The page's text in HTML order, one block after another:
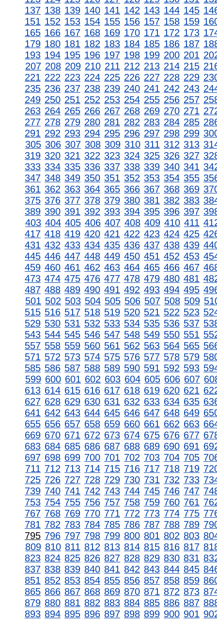
137 138 139 140 141 142 143 144 145
151 152 153 154 155 156 157 158 159
165 166 167 168 169 170 171 172 173
179 180 181 182 183 184 185 186 187
193 194 195 196 197 198 199 200 201
207 208 209 210 211 212 213 214 215
221 222 223 224 225 226 227 228 229
235 236 237 238 239 240 241 242 243
249 250 251 252 253 254 255 256 257
263 264 265 266 267 268 269 270 271
277 278 279 280 281 282 283 284 285
291 292 293 294 295 296 297 298 299
305 306 307 308 309 310 311 312 313
319 320 321 322 323 324 325 326 327
333 334 335 336 337 338 339 340 341
347 348 349 350 351 352 353 354 355
361 362 363 364 365 366 367 368 369
375 376 377 378 379 380 381 382 383
389 390 391 392 393 394 395 396 397
403 404 405 406 407 408 409 410 411
417 418 419 420 421 422 423 424 425
431 432 433 434 435 436 437 438 439
445 446 447 448 449 450 451 452 453
459 460 461 462 463 464 465 466 467
473 474 475 476 477 478 479 480 481
487 488 489 490 491 492 493 494 495
501 502 503 504 505 506 507 508 509
515 516 517 518 519 520 521 522 523
529 530 531 532 533 534 535 536 537
543 544 545 546 547 548 549 550 551
557 558 559 560 561 562 563 564 565
571 572 573 574 575 576 577 578 579
585 586 587 588 589 590 591 592 593
599 600 601 602 603 604 605 606 607
613 614 615 616 617 618 619 620 621
627 628 629 630 631 632 633 634 635
641 642 643 644 645 646 647 648 649
655 656 657 658 659 660 661 662 663
669 670 671 672 673 674 675 676 677
683 684 685 686 687 688 689 690 691
697 698 699 700 701 702 703 704 705
711 712 713 714 715 716 717 718 719
725 726 727 728 729 730 731 732 733
739 740 741 742 743 744 745 746 747
753 754 755 756 757 758 759 760 761
767 768 769 770 771 772 773 774 775
781 782 783 784 785 786 787 788 789
795 796 797 798 799 800 801 802 803
809 810 811 812 813 814 815 816 817
823 824 825 826 827 828 829 830 831
837 838 839 840 841 842 843 844 845
851 852 853 854 855 856 857 858 859
865 866 867 868 869 870 871 872 873
879 880 881 882 883 884 885 886 887
893 894 895 896 897 898 899 900 901